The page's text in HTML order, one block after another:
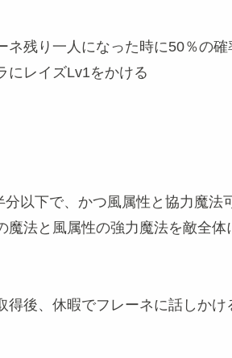
ネ残り一人になった時に50％の確
にレイズLv1をかける
以下で、かつ風属性と協力魔
魔法と風属性の強力魔法を敵全体
得後、休暇でフレーネに話しかけ